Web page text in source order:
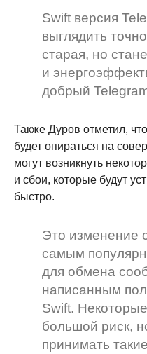
Swift версия
выглядить
старая, но
и
добрый
Также Дуров отметил,
будет опираться на
могут возникнуть
и сбои, которые будут
быстро.
Это изменение
самым
для обмена
написанным
Swift.
большой риск,
принимать